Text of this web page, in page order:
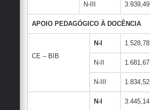
N-III 3.939,49
APOIO PEDAGÓGICO À DOCÊNCIA
CE – BIB
N-I 1.528,78
N-II 1.681,67
N-III 1.834,52
N-I 3.445,14